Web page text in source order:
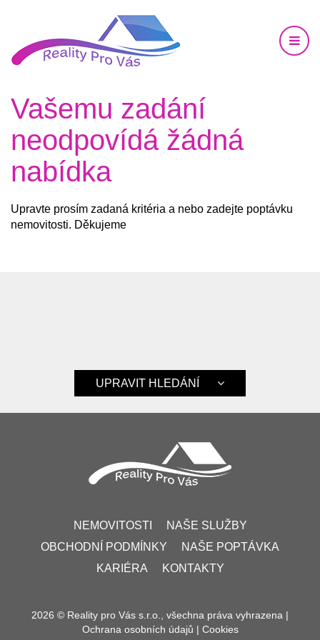
Vašemu zadání
neodpovídá žádná
nabídka
Upravte prosím zadaná kritéria a nebo zadejte poptávku
nemovitosti. Děkujeme
UPRAVIT HLEDÁNÍ
NEMOVITOSTI
NAŠE SLUŽBY
OBCHODNÍ PODMÍNKY
NAŠE POPTÁVKA
KARIÉRA
KONTAKTY
2026 © Reality pro Vás s.r.o., všechna práva vyhrazena |
Ochrana osobních údajů | Cookies